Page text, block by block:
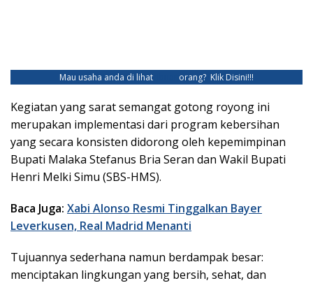
Mau usaha anda di lihat orang? Klik Disini!!!
Kegiatan yang sarat semangat gotong royong ini
merupakan implementasi dari program kebersihan
yang secara konsisten didorong oleh kepemimpinan
Bupati Malaka Stefanus Bria Seran dan Wakil Bupati
Henri Melki Simu (SBS-HMS).
Baca Juga: Xabi Alonso Resmi Tinggalkan Bayer
Leverkusen, Real Madrid Menanti
Tujuannya sederhana namun berdampak besar:
menciptakan lingkungan yang bersih, sehat, dan